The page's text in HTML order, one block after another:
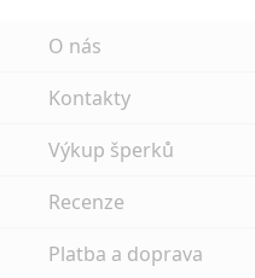
O nás
Kontakty
Výkup šperků
Recenze
Platba a doprava